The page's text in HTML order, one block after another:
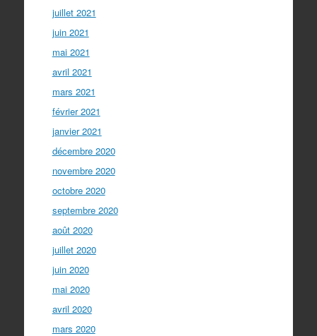
juillet 2021
juin 2021
mai 2021
avril 2021
mars 2021
février 2021
janvier 2021
décembre 2020
novembre 2020
octobre 2020
septembre 2020
août 2020
juillet 2020
juin 2020
mai 2020
avril 2020
mars 2020